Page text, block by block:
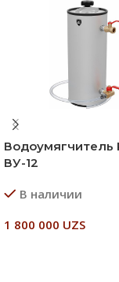
Водоумягчитель
ВУ-12
В наличии
1 800 000 UZS